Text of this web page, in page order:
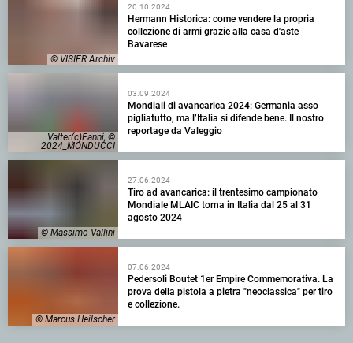
© VISIER Archiv
20.10.2024
Hermann Historica: come vendere la propria
collezione di armi grazie alla casa d'aste
Bavarese
Valter(c)Fanni, ©
2024_MONDUCCI
03.09.2024
Mondiali di avancarica 2024: Germania asso
pigliatutto, ma l’Italia si difende bene. Il nostro
reportage da Valeggio
© Massimo Vallini
27.06.2024
Tiro ad avancarica: il trentesimo campionato
Mondiale MLAIC torna in Italia dal 25 al 31
agosto 2024
© Marcus Heilscher
07.06.2024
Pedersoli Boutet 1er Empire Commemorativa. La
prova della pistola a pietra "neoclassica" per tiro
e collezione.